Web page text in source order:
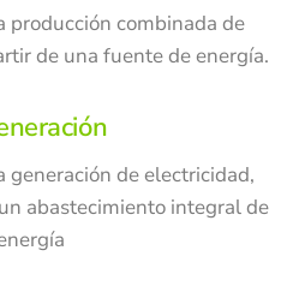
producción combinada de
de una fuente de energía.
generación de electricidad,
abastecimiento integral de